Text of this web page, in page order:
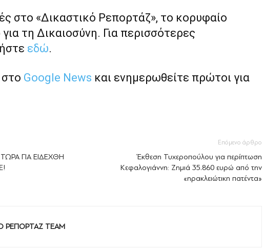
στο «Δικαστικό Ρεπορτάζ», το κορυφαίο
για τη Δικαιοσύνη. Για περισσότερες
εδώ.
Google News και ενημερωθείτε πρώτοι για
ΓΙΑ ΕΙΔΕΧΘΗ
Επόμενο άρθρο
Έκθεση Τυχεροπούλου για περίπτωση
Κεφαλογιάννη: Ζημιά 35.860 ευρώ από την
«ηρακλειώτικη πατέντα»
ΡΕΠΟΡΤΑΖ TEAM